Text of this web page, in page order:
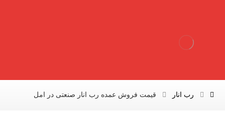
رب انار قیمت فروش عمده رب انار صنعتی در امل